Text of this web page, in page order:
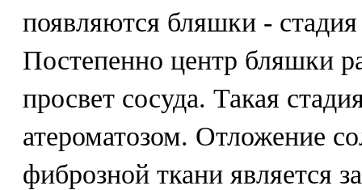
появляются бляшки -
Постепенно центр бляшки
просвет сосуда. Такая
атероматозом. Отложение
фиброзной ткани является